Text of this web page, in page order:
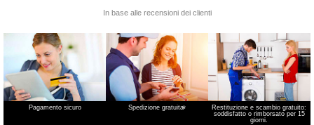
Pagamento sicuro Spedizione gratuita*
Restituzione e scambio gratuito:
soddisfatto o rimborsato per 15
giorni.